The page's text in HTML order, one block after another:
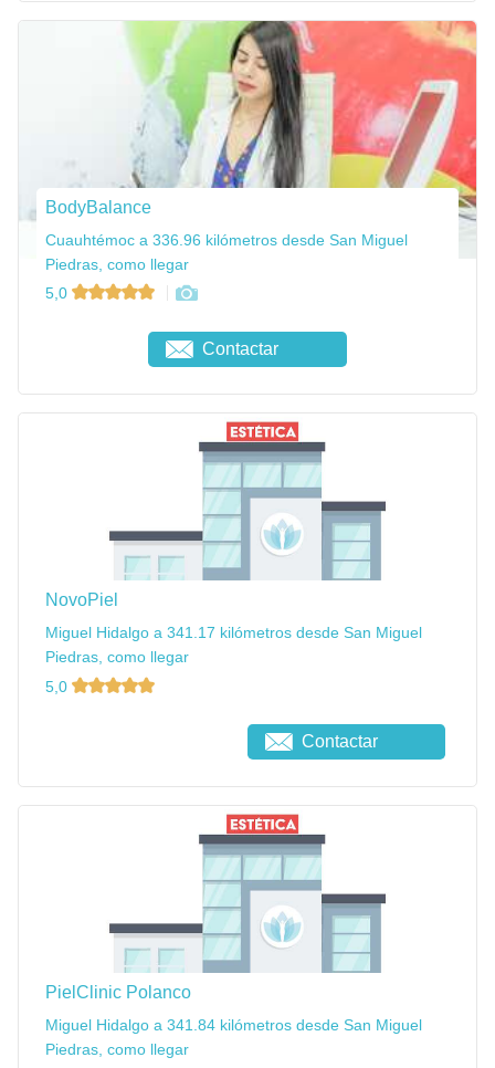
BodyBalance
Cuauhtémoc a 336.96 kilómetros desde San Miguel
Piedras, como llegar
5,0
Contactar
NovoPiel
Miguel Hidalgo a 341.17 kilómetros desde San Miguel
Piedras, como llegar
5,0
Contactar
PielClinic Polanco
Miguel Hidalgo a 341.84 kilómetros desde San Miguel
Piedras, como llegar